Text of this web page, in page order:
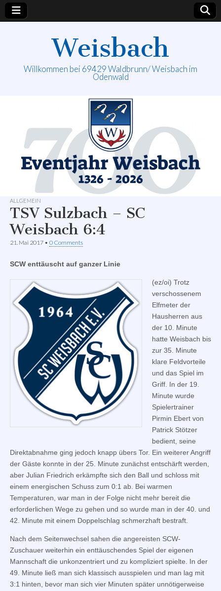
Weisbach
Willkommen bei 69429 Waldbrunn/ Weisbach im
Odenwald
ALLGEMEIN
TSV Sulzbach – SC
Weisbach 6:4
21. Mai 2017 • 0 Comments
SCW enttäuscht auf ganzer Linie
(ez/oi) Trotz
verschossenem
Elfmeter der
Hausherren aus
der 10. Minute
hatte Weisbach bis
zur 35. Minute
klare Feldvorteile
und das Spiel im
Griff. In der 19.
Minute wurde
Spielertrainer
Pirmin Ebert von
Patrick Stötzer
bedient, seine
Direktabnahme ging jedoch knapp übers Tor. Ein weiterer Angriff
der Gäste konnte in der 25. Minute zunächst entschärft werden,
aber Julian Friedrich erkämpfte sich den Ball und schloss mit
einem energischen Schuss zum 0:1 ab. Bei warmen
Temperaturen, war man in der Folge nicht mehr bereit die
erforderlichen Wege zu gehen und so wurde man in der 40. und
42. Minute mit einem Doppelschlag schmerzhaft bestraft.
Nach dem Seitenwechsel sahen die angereisten SCW-
Zuschauer weiterhin ein enttäuschendes Spiel der eigenen
Mannschaft die unkonzentriert und zu kompliziert spielte. In der
49. Minute ließ man sich klassisch ausspielen und man lag mit
3:1 hinten, bevor man sich vier Minuten später unnötigerweise